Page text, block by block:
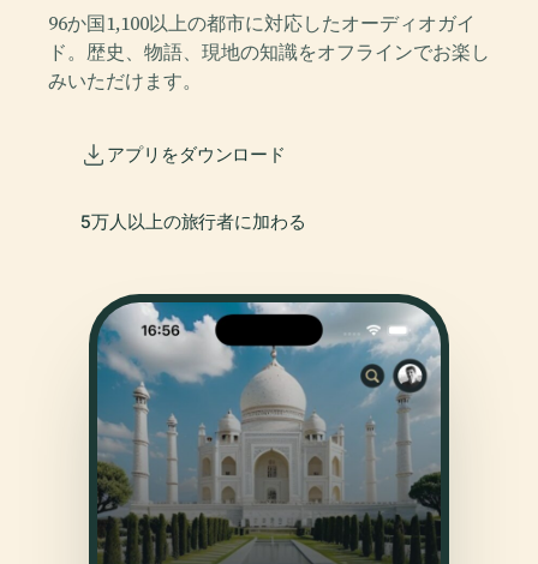
96か国1,100以上の都市に対応したオーディオガイ
ド。歴史、物語、現地の知識をオフラインでお楽し
みいただけます。
アプリをダウンロード
5万人以上の旅行者に加わる